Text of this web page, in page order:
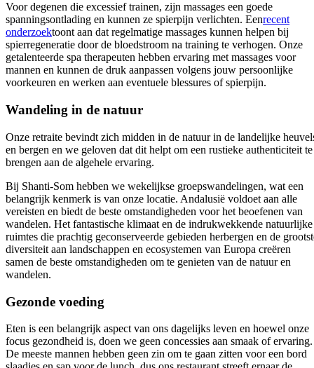
Voor degenen die excessief trainen, zijn massages een goede
spanningsontlading en kunnen ze spierpijn verlichten. Eenrecent
onderzoektoont aan dat regelmatige massages kunnen helpen bij
spierregeneratie door de bloedstroom na training te verhogen. Onze
getalenteerde spa therapeuten hebben ervaring met massages voor
mannen en kunnen de druk aanpassen volgens jouw persoonlijke
voorkeuren en werken aan eventuele blessures of spierpijn.
Wandeling in de natuur
Onze retraite bevindt zich midden in de natuur in de landelijke
en bergen en we geloven dat dit helpt om een rustieke authenticiteit te
brengen aan de algehele ervaring.
Bij Shanti-Som hebben we wekelijkse groepswandelingen, wat een
belangrijk kenmerk is van onze locatie. Andalusië voldoet aan alle
vereisten en biedt de beste omstandigheden voor het beoefenen van
wandelen. Het fantastische klimaat en de indrukwekkende natuurlijke
ruimtes die prachtig geconserveerde gebieden herbergen en de
diversiteit aan landschappen en ecosystemen van Europa creëren
samen de beste omstandigheden om te genieten van de natuur en
wandelen.
Gezonde voeding
Eten is een belangrijk aspect van ons dagelijks leven en hoewel onze
focus gezondheid is, doen we geen concessies aan smaak of ervaring.
De meeste mannen hebben geen zin om te gaan zitten voor een bord